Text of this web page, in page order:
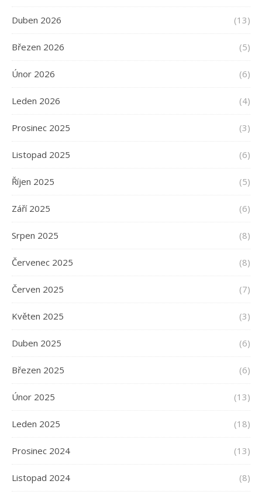
Duben 2026 (13)
Březen 2026 (5)
Únor 2026 (6)
Leden 2026 (4)
Prosinec 2025 (3)
Listopad 2025 (6)
Říjen 2025 (5)
Září 2025 (6)
Srpen 2025 (8)
Červenec 2025 (8)
Červen 2025 (7)
Květen 2025 (3)
Duben 2025 (6)
Březen 2025 (6)
Únor 2025 (13)
Leden 2025 (18)
Prosinec 2024 (13)
Listopad 2024 (8)